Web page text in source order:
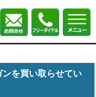
を買い取らせてい